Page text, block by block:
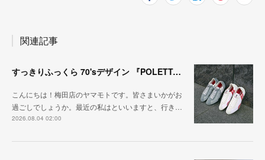
関連記事
すっきりふっくら 70'sデザイン 『POLETTA（ポレッタ）』
こんにちは！梅田店のヤマモトです。皆さまいかがお
過ごしでしょうか。最近の私はといいますと、行き…
2026.08.04 02:00